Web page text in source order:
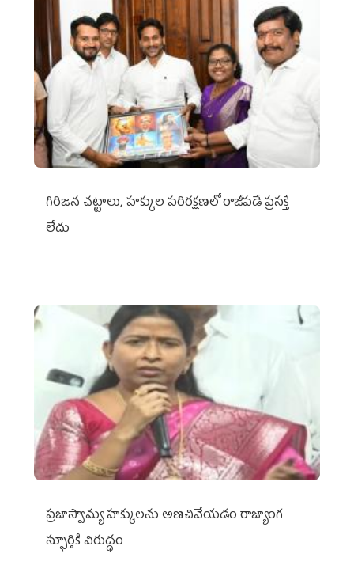
గిరిజన చట్టాలు, హక్కుల పరిరక్షణలో రాజీపడే ప్రసక్తే
లేదు
ప్రజాస్వామ్య హక్కులను అణచివేయడం రాజ్యాంగ
స్ఫూర్తికి విరుద్ధం